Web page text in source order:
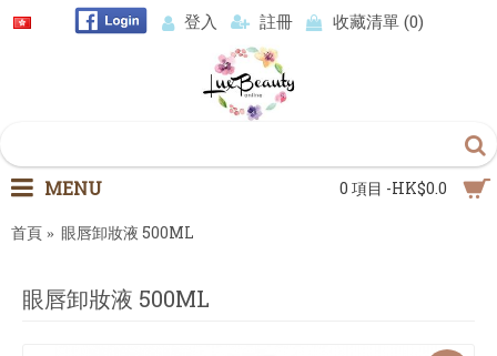
登入 註冊 收藏清單 (0)
0 項目 -HK$0.0
MENU
首頁 眼唇卸妝液 500ML
眼唇卸妝液 500ML